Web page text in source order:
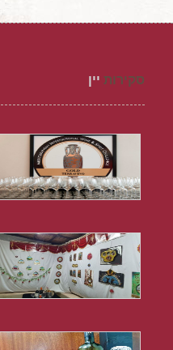
סקירות יין